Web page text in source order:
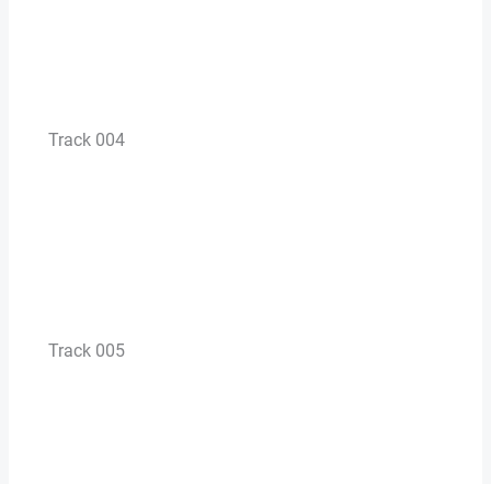
Track 004
Track 005